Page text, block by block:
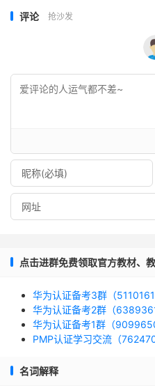
评论 抢沙发
点击进群免费领取官方教材、
华为认证备考3群（
华为认证备考2群（
华为认证备考1群（
PMP认证学习交流（
名词解释